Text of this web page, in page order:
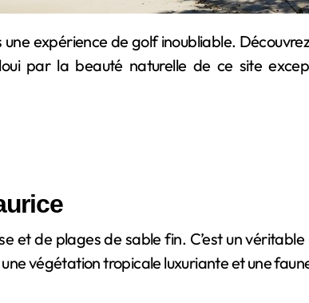
par la beauté naturelle de ce site
et de plages de sable fin. C’est un
végétation tropicale luxuriante et une